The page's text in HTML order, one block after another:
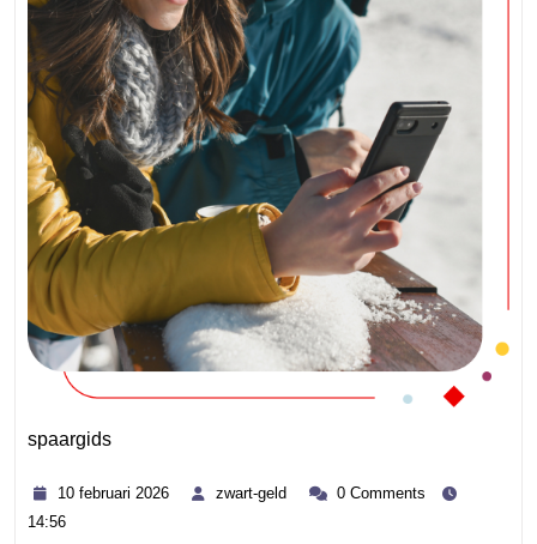
spaargids
10 februari 2026 zwart-geld
zwart- 0 Comments
14:56